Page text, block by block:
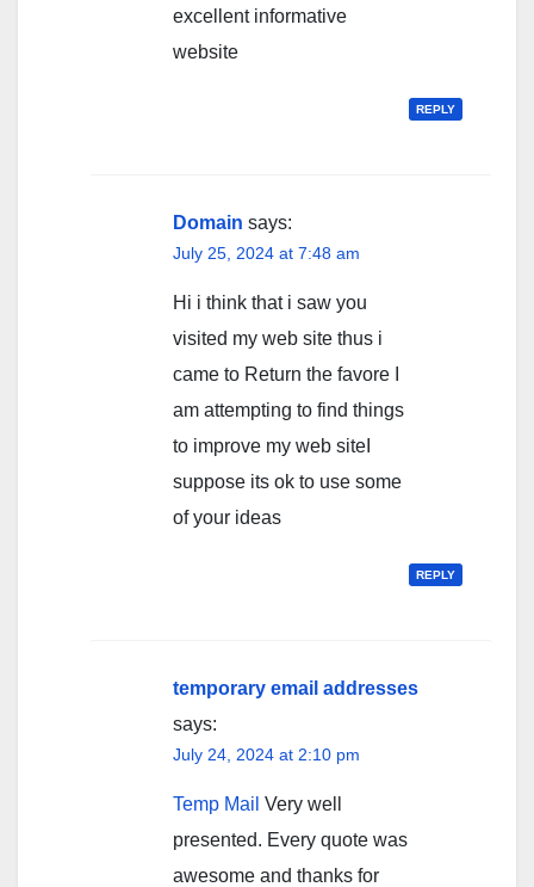
excellent informative
website
REPLY
Domain says:
July 25, 2024 at 7:48 am
Hi i think that i saw you
visited my web site thus i
came to Return the favore I
am attempting to find things
to improve my web siteI
suppose its ok to use some
of your ideas
REPLY
temporary email addresses
says:
July 24, 2024 at 2:10 pm
Temp Mail Very well
presented. Every quote was
awesome and thanks for